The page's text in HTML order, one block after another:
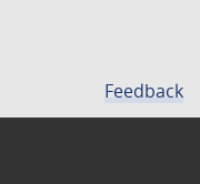
Feedback